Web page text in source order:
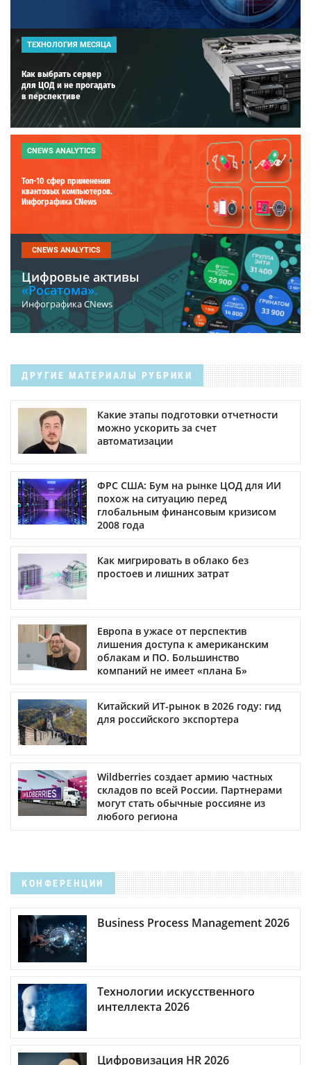
ТЕХНОЛОГИЯ МЕСЯЦА
Как выбрать сервер
для ЦОД и не прогадать
в перспективе
CNEWS ANALYTICS
Топ-10 сфер применения
квантовых компьютеров.
Инфографика CNews
CNEWS ANALYTICS
Цифровые активы
«Росатома».
Инфографика CNews
ДРУГИЕ МАТЕРИАЛЫ РУБРИКИ
Какие этапы подготовки отчетности
можно ускорить за счет
автоматизации
ФРС США: Бум на рынке ЦОД для ИИ
похож на ситуацию перед
глобальным финансовым кризисом
2008 года
Как мигрировать в облако без
простоев и лишних затрат
Европа в ужасе от перспектив
лишения доступа к американским
облакам и ПО. Большинство
компаний не имеет «плана Б»
Китайский ИТ-рынок в 2026 году: гид
для российского экспортера
Wildberries создает армию частных
складов по всей России. Партнерами
могут стать обычные россияне из
любого региона
КОНФЕРЕНЦИИ
Business Process Management 2026
Технологии искусственного
интеллекта 2026
Цифровизация HR 2026